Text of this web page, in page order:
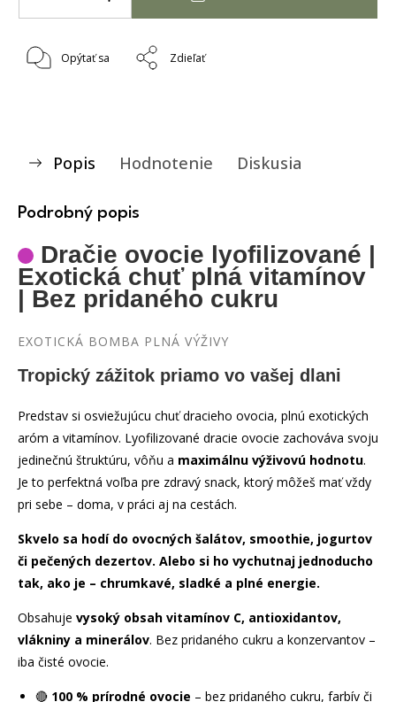
Opýtať sa Zdieľať
Popis Hodnotenie Diskusia
Podrobný popis
Dračie ovocie lyofilizované |
Exotická chuť plná vitamínov
| Bez pridaného cukru
EXOTICKÁ BOMBA PLNÁ VÝŽIVY
Tropický zážitok priamo vo vašej dlani
Predstav si osviežujúcu chuť dracieho ovocia, plnú exotických
aróm a vitamínov. Lyofilizované dracie ovocie zachováva svoju
jedinečnú štruktúru, vôňu a maximálnu výživovú hodnotu.
Je to perfektná voľba pre zdravý snack, ktorý môžeš mať vždy
pri sebe – doma, v práci aj na cestách.
Skvelo sa hodí do ovocných šalátov, smoothie, jogurtov
či pečených dezertov. Alebo si ho vychutnaj jednoducho
tak, ako je – chrumkavé, sladké a plné energie.
Obsahuje vysoký obsah vitamínov C, antioxidantov,
vlákniny a minerálov. Bez pridaného cukru a konzervantov –
iba čisté ovocie.
🔴 100 % prírodné ovocie – bez pridaného cukru, farbív či